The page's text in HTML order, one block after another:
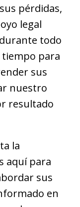
pérdidas,
legal
todo
tiempo para
sus
nuestro
resultado
la
aquí para
sus
en